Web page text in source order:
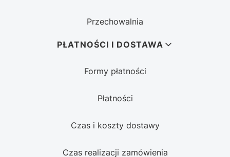
Przechowalnia
PŁATNOŚCI I DOSTAWA
Formy płatności
Płatności
Czas i koszty dostawy
Czas realizacji zamówienia